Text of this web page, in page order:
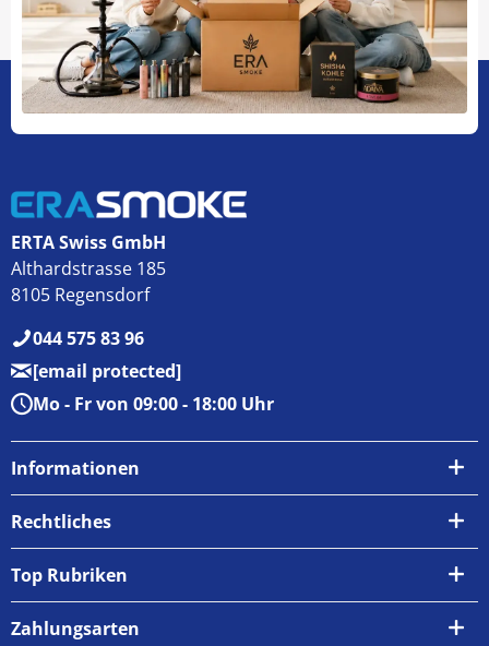
ERTA Swiss GmbH
Althardstrasse 185
8105 Regensdorf
044 575 83 96
[email protected]
Mo - Fr von 09:00 - 18:00 Uhr
Informationen
Über uns
Zahlungsarten
Rechtliches
AGB
Top Rubriken
Zahlungsarten